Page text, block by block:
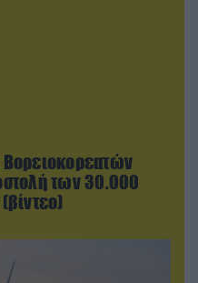
των 30.000